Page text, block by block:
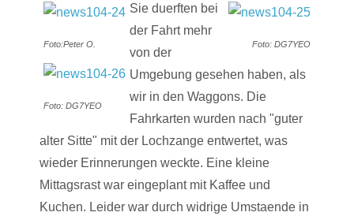
Foto:Peter O.
Foto: DG7YEO
Foto: DG7YEO
Sie duerften bei
der Fahrt mehr
von der
Umgebung gesehen haben, als
wir in den Waggons. Die
Fahrkarten wurden nach "guter
alter Sitte" mit der Lochzange entwertet, was
wieder Erinnerungen weckte. Eine kleine
Mittagsrast war eingeplant mit Kaffee und
Kuchen. Leider war durch widrige Umstaende in